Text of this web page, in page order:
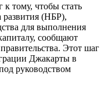
тому, чтобы стать
(НБР),
для выполнения
сообщают
Этот шаг
Джакарты в
руководством